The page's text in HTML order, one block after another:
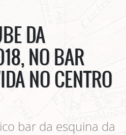
DA
NO BAR
NO CENTRO
bar da esquina da